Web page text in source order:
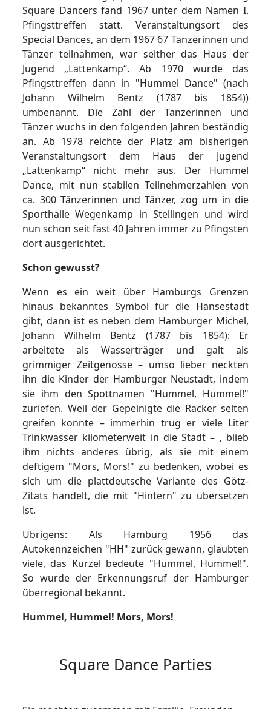
Square Dancers fand 1967 unter dem Namen I.
Pfingsttreffen statt. Veranstaltungsort des
Special Dances, an dem 1967 67 Tänzerinnen und
Tänzer teilnahmen, war seither das Haus der
Jugend „Lattenkamp“. Ab 1970 wurde das
Pfingsttreffen dann in "Hummel Dance" (nach
Johann Wilhelm Bentz (1787 bis 1854))
umbenannt. Die Zahl der Tänzerinnen und
Tänzer wuchs in den folgenden Jahren beständig
an. Ab 1978 reichte der Platz am bisherigen
Veranstaltungsort dem Haus der Jugend
„Lattenkamp“ nicht mehr aus. Der Hummel
Dance, mit nun stabilen Teilnehmerzahlen von
ca. 300 Tänzerinnen und Tänzer, zog um in die
Sporthalle Wegenkamp in Stellingen und wird
nun schon seit fast 40 Jahren immer zu Pfingsten
dort ausgerichtet.
Schon gewusst?
Wenn es ein weit über Hamburgs Grenzen
hinaus bekanntes Symbol für die Hansestadt
gibt, dann ist es neben dem Hamburger Michel,
Johann Wilhelm Bentz (1787 bis 1854): Er
arbeitete als Wasserträger und galt als
grimmiger Zeitgenosse – umso lieber neckten
ihn die Kinder der Hamburger Neustadt, indem
sie ihm den Spottnamen "Hummel, Hummel!"
zuriefen. Weil der Gepeinigte die Racker selten
greifen konnte – immerhin trug er viele Liter
Trinkwasser kilometerweit in die Stadt – , blieb
ihm nichts anderes übrig, als sie mit einem
deftigem "Mors, Mors!" zu bedenken, wobei es
sich um die plattdeutsche Variante des Götz-
Zitats handelt, die mit "Hintern" zu übersetzen
ist.
Übrigens: Als Hamburg 1956 das
Autokennzeichen "HH" zurück gewann, glaubten
viele, das Kürzel bedeute "Hummel, Hummel!".
So wurde der Erkennungsruf der Hamburger
überregional bekannt.
Hummel, Hummel! Mors, Mors!
Square Dance Parties